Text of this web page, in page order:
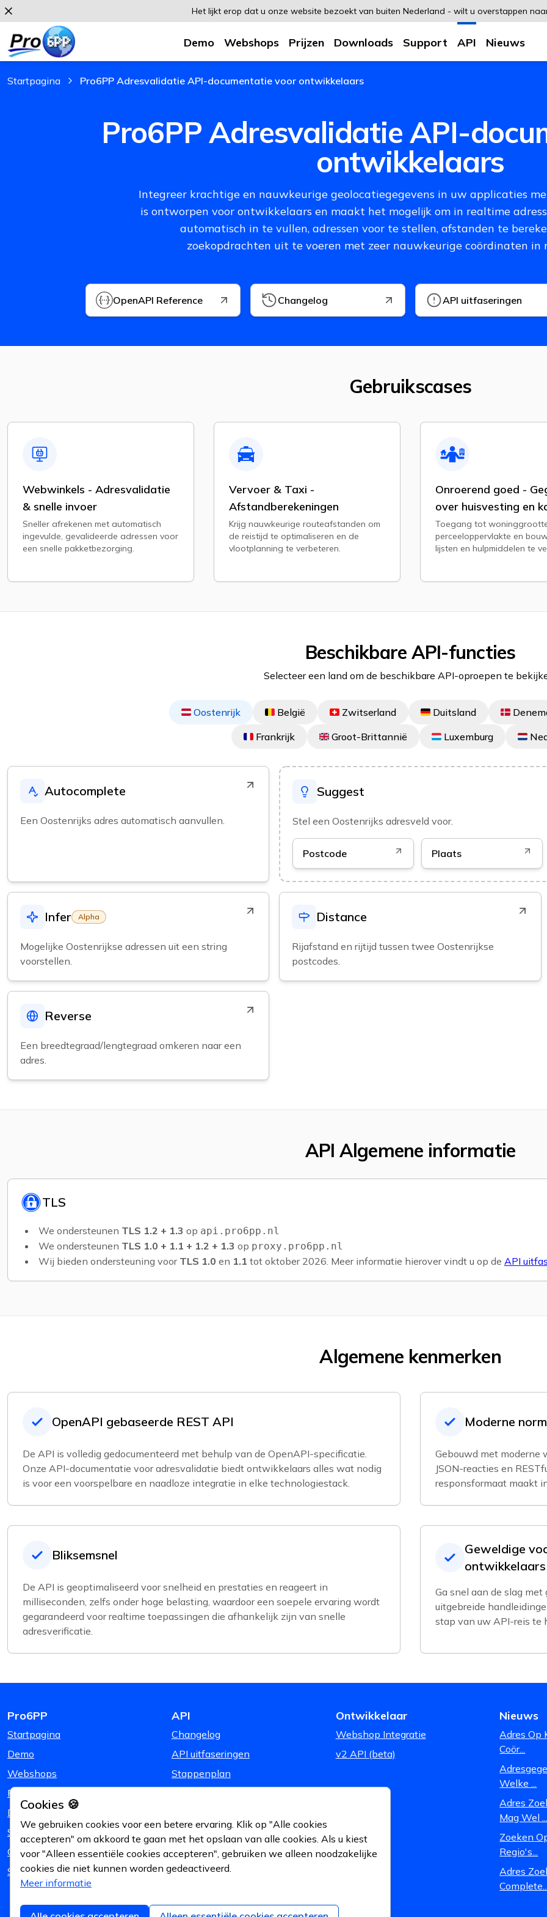
Het lijkt erop dat u onze website bezoekt van buiten Nederland - wilt u overstappen
Demo Webshops Prijzen Downloads Support API Nieuws
Cookies 🍪
We gebruiken cookies voor een betere ervaring. Klik op "Alle cookies
accepteren" om akkoord te gaan met het opslaan van alle cookies. Als u kiest
voor "Alleen essentiële cookies accepteren", gebruiken we alleen noodzakelijke
cookies die niet kunnen worden gedeactiveerd.
Meer informatie
Startpagina Pro6PP Adresvalidatie API-documentatie voor ontwikkelaars
, current page
Pro6PP Adresvalidatie API-
ontwikkelaars
Integreer krachtige en nauwkeurige geolocatiegegevens in uw applicaties
is ontworpen voor ontwikkelaars en maakt het mogelijk om in realtime
automatisch in te vullen, adressen voor te stellen, afstanden te
zoekopdrachten uit te voeren met zeer nauwkeurige coördinaten in
OpenAPI Reference Changelog API uitfaseringen
Gebruikscases
Webwinkels - Adresvalidatie
& snelle invoer
Sneller afrekenen met automatisch
ingevulde, gevalideerde adressen voor
een snelle pakketbezorging.
Vervoer & Taxi -
Afstandberekeningen
Krijg nauwkeurige routeafstanden om
de reistijd te optimaliseren en de
vlootplanning te verbeteren.
Onroerend goed -
over huisvesting en
Toegang tot
perceeloppervlakte en
lijsten en hulpmiddelen te
Beschikbare API-functies
Selecteer een land om de beschikbare API-oproepen te
Oostenrijk België Zwitserland Duitsland
Frankrijk
Groot-Brittannië Luxemburg
Autocomplete
Een Oostenrijks adres automatisch aanvullen.
Suggest
Stel een Oostenrijks adresveld voor.
Postcode Plaats
Infer Alpha
Mogelijke Oostenrijkse adressen uit een string
voorstellen.
Distance
Rijafstand en rijtijd tussen twee Oostenrijkse
postcodes.
Reverse
Een breedtegraad/lengtegraad omkeren naar een
adres.
API Algemene informatie
TLS
We ondersteunen TLS 1.2 + 1.3 op api.pro6pp.nl
We ondersteunen TLS 1.0 + 1.1 + 1.2 + 1.3 op proxy.pro6pp.nl
Wij bieden ondersteuning voor TLS 1.0 en 1.1 tot oktober 2026. Meer informatie hierover vindt u op de API
Algemene kenmerken
OpenAPI gebaseerde REST API
De API is volledig gedocumenteerd met behulp van de OpenAPI-specificatie.
Onze API-documentatie voor adresvalidatie biedt ontwikkelaars alles wat nodig
is voor een voorspelbare en naadloze integratie in elke technologiestack.
Moderne
Gebouwd met moderne
JSON-reacties en
responsformaat maakt
Bliksemsnel
De API is geoptimaliseerd voor snelheid en prestaties en reageert in
milliseconden, zelfs onder hoge belasting, waardoor een soepele ervaring wordt
gegarandeerd voor realtime toepassingen die afhankelijk zijn van snelle
adresverificatie.
Geweldige
ontwikkelaars
Ga snel aan de slag
uitgebreide
stap van uw API-reis te
Pro6PP
Startpagina
Demo
Webshops
Prijzen
Downloads
Support
Over Ons
Status en uptime
API
Changelog
API uitfaseringen
Stappenplan
Ontwikkelaar
Webshop Integratie
v2 API (beta)
Nieuws
Adres Op
Coör...
Welke ...
Adres
Mag Wel ...
Zoeken
Regio's...
Adres
Complete...